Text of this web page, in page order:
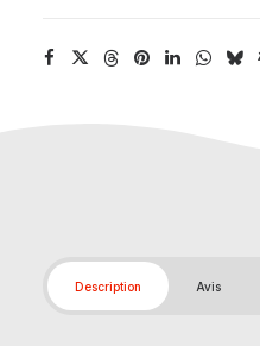
Description Avis